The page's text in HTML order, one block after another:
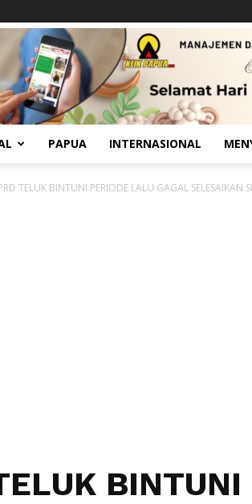
PAPUA INTERNASIONAL
TELUK BINTUNI PERIODE LALU GAGAL SELESAIKAN
BINTUNI